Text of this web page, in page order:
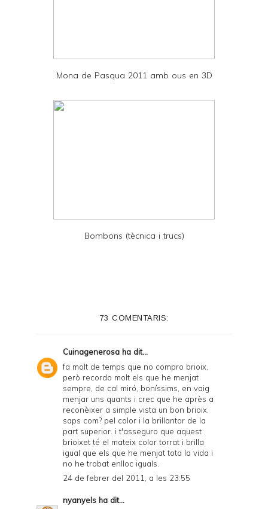
Mona de Pasqua 2011 amb ous en 3D
Bombons (tècnica i trucs)
73 COMENTARIS:
Cuinagenerosa ha dit...
fa molt de temps que no compro brioix,
però recordo molt els que he menjat
sempre, de cal miró, boníssims, en vaig
menjar uns quants i crec que he après a
reconèixer a simple vista un bon brioix.
saps com? pel color i la brillantor de la
part superior. i t'asseguro que aquest
brioixet té el mateix color torrat i brilla
igual que els que he menjat tota la vida i
no he trobat enlloc iguals.
24 de febrer del 2011, a les 23:55
nyanyels ha dit...